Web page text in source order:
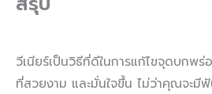
วีเนียร์เป็นวิธีที่ดีในการแก้ไขจุดบกพ
ที่สวยงาม และมั่นใจขึ้น ไม่ว่าคุณจะ